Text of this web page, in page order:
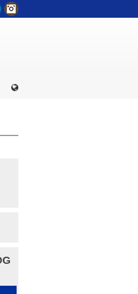
LinkedIn